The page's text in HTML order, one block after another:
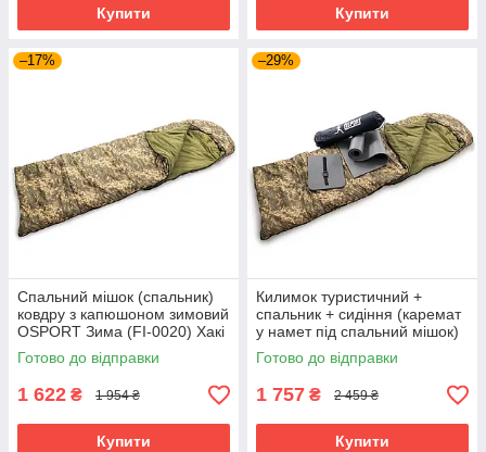
Купити Купити
–17%
Спальний мішок (спальник)
ковдру з капюшоном зимовий
OSPORT Зима (FI-0020) Хакі
Готово до відправки
1 622 ₴ 1 954 ₴
Купити
–29%
Килимок туристичний +
спальник + сидіння (каремат
у намет під спальний мішок)
OSPORT Lite Зима (n-0016)
Хакі
Готово до відправки
1 757 ₴ 2 459 ₴
Купити